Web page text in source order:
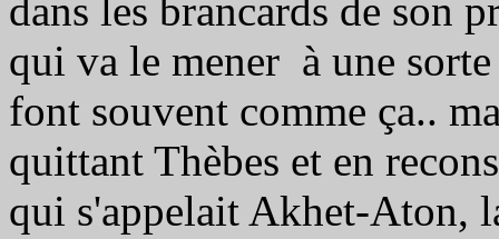
dans les brancards de son
qui va le mener à une
font souvent comme ça..
quittant Thèbes et en
qui s'appelait Akhet-Aton,